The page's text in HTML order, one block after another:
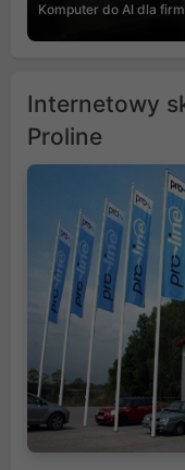
Komputer do AI dla
Internetowy
Proline